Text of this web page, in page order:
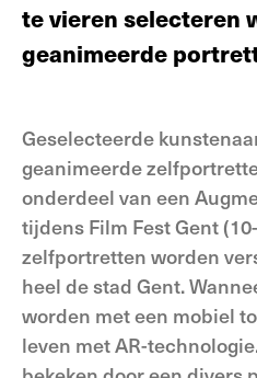
te vieren selecteren
geanimeerde
Geselecteerde
geanimeerde
onderdeel van een
tijdens Film Fest Gent
zelfportretten worden
heel de stad Gent.
worden met een mobiel
leven met AR-